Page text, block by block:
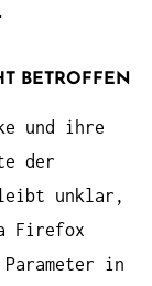
BETROFFEN
und ihre
der
unklar,
Firefox
in